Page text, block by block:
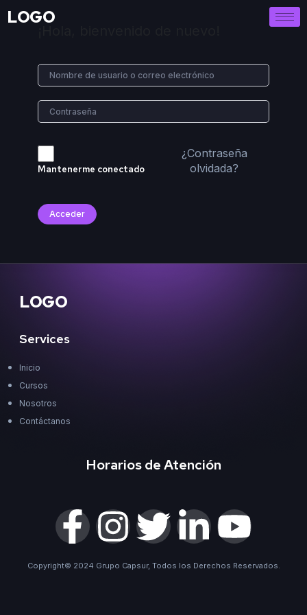
LOGO
Mantenerme conectado
¿Contraseña
olvidada?
Acceder
LOGO
Services
Inicio
Cursos
Nosotros
Contáctanos
Horarios de Atención
Copyright© 2024 Grupo Capsur, Todos los Derechos Reservados.